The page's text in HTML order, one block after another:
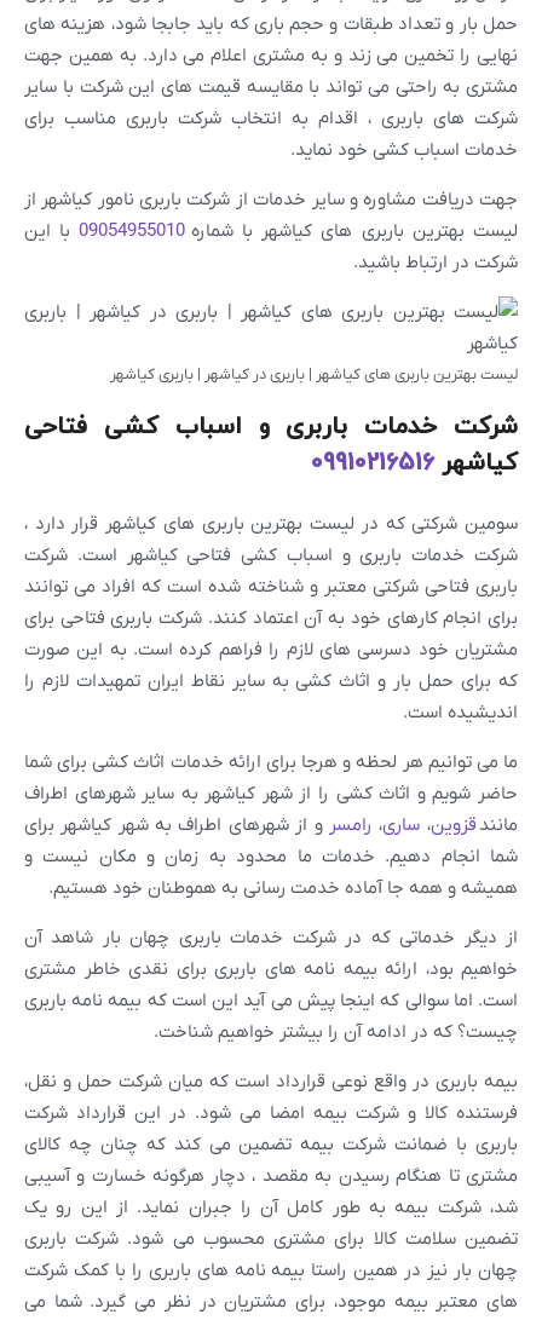
حمل بار و تعداد طبقات و حجم باری که باید جابجا شود، هزینه های
نهایی را تخمین می زند و به مشتری اعلام می دارد. به همین جهت
مشتری به راحتی می تواند با مقایسه قیمت های این شرکت با سایر
شرکت های باربری ، اقدام به انتخاب شرکت باربری مناسب برای
خدمات اسباب کشی خود نماید.
جهت دریافت مشاوره و سایر خدمات از شرکت باربری نامور کیاشهر از
لیست بهترین باربری های کیاشهر با شماره 09054955010با این
شرکت در ارتباط باشید.
لیست بهترین باربری های کیاشهر | باربری در کیاشهر | باربری کیاشهر
شرکت خدمات باربری و اسباب کشی فتاحی
کیاشهر09910216516
سومین شرکتی که در لیست بهترین باربری های کیاشهر قرار دارد ،
شرکت خدمات باربری و اسباب کشی فتاحی کیاشهر است. شرکت
باربری فتاحی شرکتی معتبر و شناخته شده است که افراد می توانند
برای انجام کارهای خود به آن اعتماد کنند. شرکت باربری فتاحی برای
مشتریان خود دسرسی های لازم را فراهم کرده است. به این صورت
که برای حمل بار و اثاث کشی به سایر نقاط ایران تمهیدات لازم را
اندیشیده است.
ما می توانیم هر لحظه و هرجا برای ارائه خدمات اثاث کشی برای شما
حاضر شویم و اثاث کشی را از شهر کیاشهر به سایر شهرهای اطراف
مانند قزوین، ساری، رامسرو از شهرهای اطراف به شهر کیاشهر برای
شما انجام دهیم. خدمات ما محدود به زمان و مکان نیست و
همیشه و همه جا آماده خدمت رسانی به هموطنان خود هستیم.
از دیگر خدماتی که در شرکت خدمات باربری چهان بار شاهد آن
خواهیم بود، ارائه بیمه نامه های باربری برای نقدی خاطر مشتری
است. اما سوالی که اینجا پیش می آید این است که بیمه نامه باربری
چیست؟ که در ادامه آن را بیشتر خواهیم شناخت.
بیمه باربری در واقع نوعی قرارداد است که میان شرکت حمل و نقل،
فرستنده کالا و شرکت بیمه امضا می شود. در این قرارداد شرکت
باربری با ضمانت شرکت بیمه تضمین می کند که چنان چه کالای
مشتری تا هنگام رسیدن به مقصد ، دچار هرگونه خسارت و آسیبی
شد، شرکت بیمه به طور کامل آن را جبران نماید. از این رو یک
تضمین سلامت کالا برای مشتری محسوب می شود. شرکت باربری
چهان بار نیز در همین راستا بیمه نامه های باربری را با کمک شرکت
های معتبر بیمه موجود، برای مشتریان در نظر می گیرد. شما می